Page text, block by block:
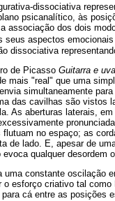
dissociativa
psicanalítico, às
associação dos dois
seus aspectos
dissociativa
de Picasso Guitarra e
mais "real" que uma
simultaneamente
das cavilhas são vistos
As aberturas laterais,
no espaço; as
de lado. E, apesar de
qualquer desordem
constante oscilação
esforço criativo tal
cá entre as posições